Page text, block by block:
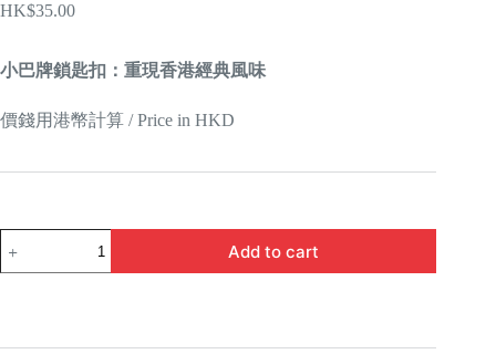
HK$35.00
小巴牌鎖匙扣：重現香港經典風味
價錢用港幣計算 / Price in HKD
灣
福
Add to cart